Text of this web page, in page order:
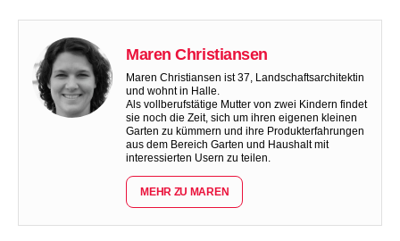
Maren Christiansen
Maren Christiansen ist 37, Landschaftsarchitektin
und wohnt in Halle.
Als vollberufstätige Mutter von zwei Kindern findet
sie noch die Zeit, sich um ihren eigenen kleinen
Garten zu kümmern und ihre Produkterfahrungen
aus dem Bereich Garten und Haushalt mit
interessierten Usern zu teilen.
MEHR ZU MAREN